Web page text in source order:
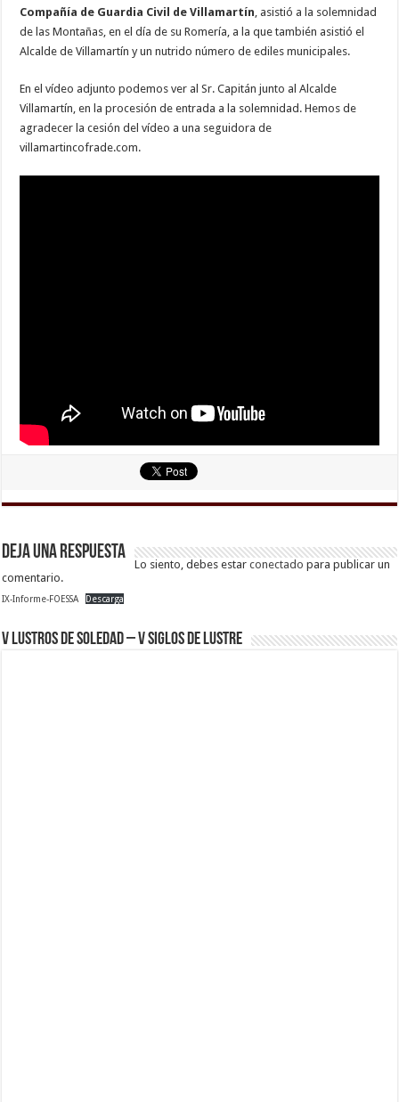
Compañía de Guardia Civil de Villamartín , asistió a la solemnidad
de las Montañas, en el día de su Romería, a la que también asistió el
Alcalde de Villamartín y un nutrido número de ediles municipales.
En el vídeo adjunto podemos ver al Sr. Capitán junto al Alcalde
Villamartín, en la procesión de entrada a la solemnidad. Hemos de
agradecer la cesión del vídeo a una seguidora de
villamartincofrade.com.
Deja una respuesta
Lo siento, debes estarconectado para publicar un
comentario.
IX-Informe-FOESSA Descarga
V Lustros de Soledad – V Siglos de Lustre